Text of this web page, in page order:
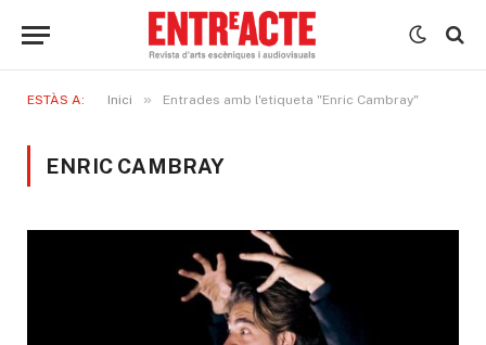
ESTÀS A: Inici » Entrades amb l'etiqueta "Enric Cambray"
ENRIC CAMBRAY